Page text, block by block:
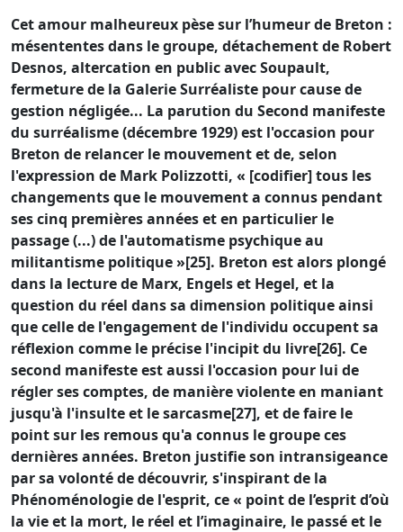
Cet amour malheureux pèse sur l’humeur de Breton :
mésententes dans le groupe, détachement de Robert
Desnos, altercation en public avec Soupault,
fermeture de la Galerie Surréaliste pour cause de
gestion négligée... La parution du Second manifeste
du surréalisme (décembre 1929) est l'occasion pour
Breton de relancer le mouvement et de, selon
l'expression de Mark Polizzotti, « [codifier] tous les
changements que le mouvement a connus pendant
ses cinq premières années et en particulier le
passage (...) de l'automatisme psychique au
militantisme politique »[25]. Breton est alors plongé
dans la lecture de Marx, Engels et Hegel, et la
question du réel dans sa dimension politique ainsi
que celle de l'engagement de l'individu occupent sa
réflexion comme le précise l'incipit du livre[26]. Ce
second manifeste est aussi l'occasion pour lui de
régler ses comptes, de manière violente en maniant
jusqu'à l'insulte et le sarcasme[27], et de faire le
point sur les remous qu'a connus le groupe ces
dernières années. Breton justifie son intransigeance
par sa volonté de découvrir, s'inspirant de la
Phénoménologie de l'esprit, ce « point de l’esprit d’où
la vie et la mort, le réel et l’imaginaire, le passé et le